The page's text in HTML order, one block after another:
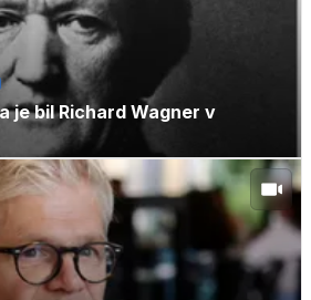
je bil Richard Wagner v